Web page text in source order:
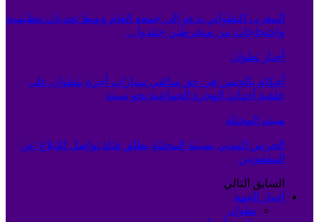
المغرب التطواني يدعو إلى جمعه العام وسط تحديات تنظيمية
واحتجاجات من منخرطين جمّدوا…
أخبار تطوان
أحكام بالحبس في حق سائقي سيارات أجرة بتطوان على
خلفية أحداث الهجرة الجماعية نحو سبتة
سبته المحتلة
الحرس المدني بسبتة المحتلة يطلق قناة تواصل للإبلاغ عن
المفقودين
السابق التالي
أخبار الجهة
تطوان